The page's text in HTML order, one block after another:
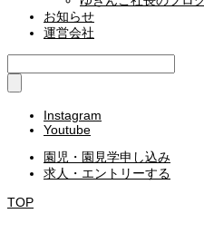
お知らせ
運営会社
Instagram
Youtube
園児・園見学申し込み
求人・エントリーする
TOP